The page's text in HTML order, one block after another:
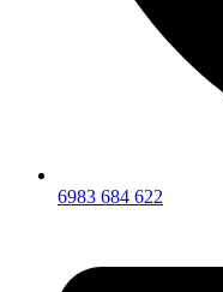
6983 684 622